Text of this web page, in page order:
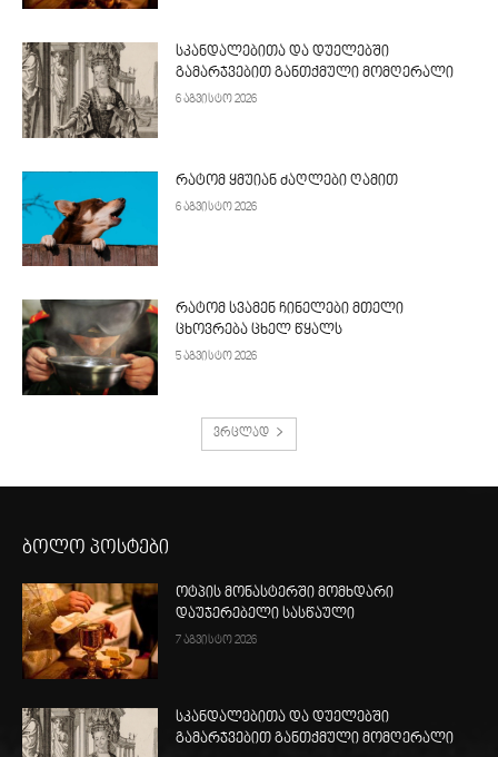
სკანდალებითა და დუელებში
გამარჯვებით განთქმული მომღერალი
6 აგვისტო 2026
რატომ ყმუიან ძაღლები ღამით
6 აგვისტო 2026
რატომ სვამენ ჩინელები მთელი
ცხოვრება ცხელ წყალს
5 აგვისტო 2026
ვრცლად
ბოლო პოსტები
ოტპის მონასტერში მომხდარი
დაუჯერებელი სასწაული
7 აგვისტო 2026
სკანდალებითა და დუელებში
გამარჯვებით განთქმული მომღერალი